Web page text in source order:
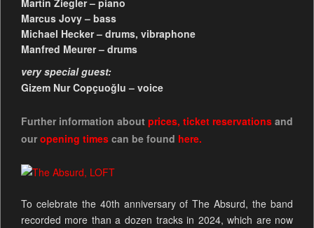
Marcus Jovy – bass
Michael Hecker – drums, vibraphone
Manfred Meurer – drums
very special guest:
Gizem Nur Copçuoğlu – voice
Further information about prices,ticket reservations and
our opening timescan be found here.
To celebrate the 40th anniversary of The Absurd, the band
recorded more than a dozen tracks in 2024, which are now